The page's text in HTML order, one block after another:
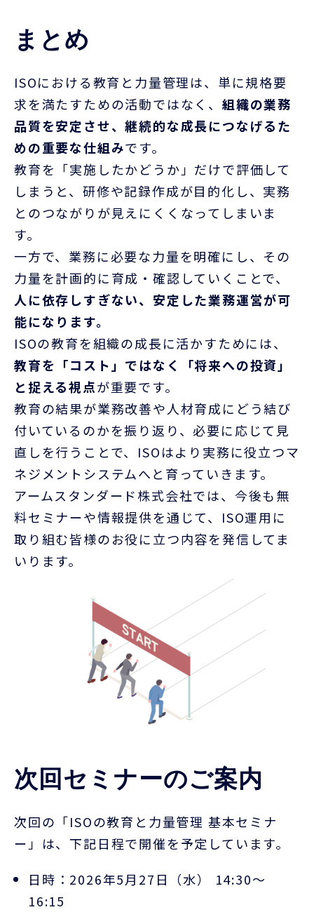
まとめ
ISOにおける教育と力量管理は、単に規格要
求を満たすための活動ではなく、 組織の業務
品質を安定させ、継続的な成長につなげるた
めの重要な仕組みです。
教育を「実施したかどうか」だけで評価して
しまうと、研修や記録作成が目的化し、実務
とのつながりが見えにくくなってしまいま
す。
一方で、業務に必要な力量を明確にし、その
力量を計画的に育成・確認していくことで、
人に依存しすぎない、安定した業務運営が可
能になります。
ISOの教育を組織の成長に活かすためには、
教育を「コスト」ではなく「将来への投資」
と捉える視点が重要です。
教育の結果が業務改善や人材育成にどう結び
付いているのかを振り返り、必要に応じて見
直しを行うことで、 ISOはより実務に役立つマ
ネジメントシステムへと育っていきます。
アームスタンダード株式会社では、今後も無
料セミナーや情報提供を通じて、 ISO運用に
取り組む皆様のお役に立つ内容を発信してま
いります。
次回セミナーのご案内
次回の「ISOの教育と力量管理 基本セミナ
ー」 は、下記日程で開催を予定しています。
日時： 2026年5月 27 日（水） 14:30～
16:15